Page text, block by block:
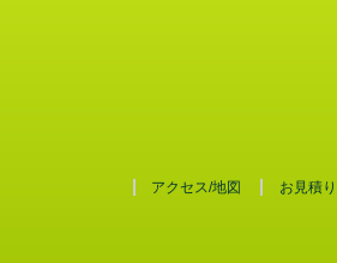
アクセス/地図 お見積